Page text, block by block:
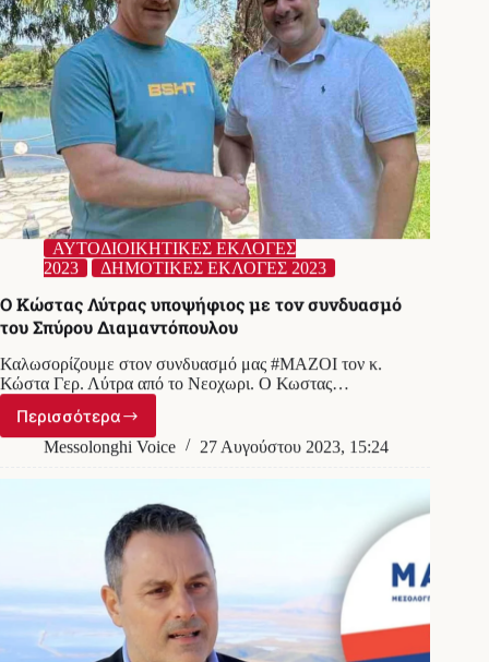
ΑΥΤΟΔΙΟΙΚΗΤΙΚΕΣ ΕΚΛΟΓΕΣ
2023
ΔΗΜΟΤΙΚΕΣ ΕΚΛΟΓΕΣ 2023
Ο Κώστας Λύτρας υποψήφιος με τον συνδυασμό
του Σπύρου Διαμαντόπουλου
Καλωσορίζουμε στον συνδυασμό μας #ΜΑΖΟΙ τον κ.
Κώστα Γερ. Λύτρα από το Νεοχωρι. Ο Κωστας…
Περισσότερα
Ο
Κώστας
συνδυασμό
Σπύρου
Διαμαντόπουλου
Messolonghi Voice 27 Αυγούστου 2023, 15:24